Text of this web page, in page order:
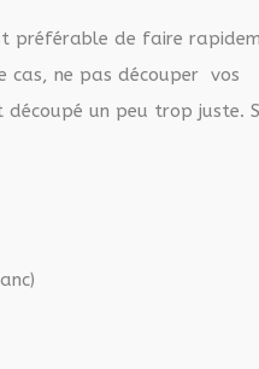
préférable de faire
cas, ne pas découper vos
découpé un peu trop juste.